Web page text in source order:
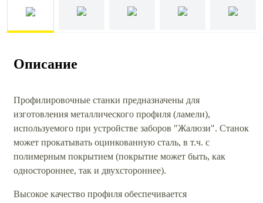
Описание
Профилировочные станки предназначены для
изготовления металлического профиля (ламели),
используемого при устройстве заборов "Жалюзи". Станок
может прокатывать оцинкованную сталь, в т.ч. с
полимерным покрытием (покрытие может быть, как
одностороннее, так и двухстороннее).
Высокое качество профиля обеспечивается